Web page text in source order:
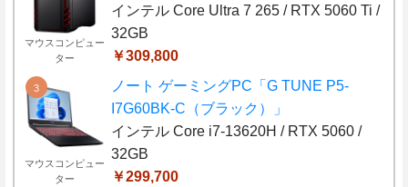
マウスコンピュー
ター
インテル Core Ultra 7 265 / RTX 5060 Ti /
32GB
￥309,800
マウスコンピュー
ター
ノート ゲーミングPC「G TUNE P5-
I7G60BK-C（ブラック）」
インテル Core i7-13620H / RTX 5060 /
32GB
￥299,700